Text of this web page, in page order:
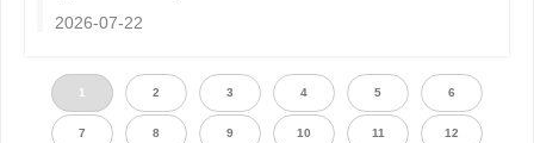
2026-07-22
1 2 3 4 5 6
7 8 9 10 11 12